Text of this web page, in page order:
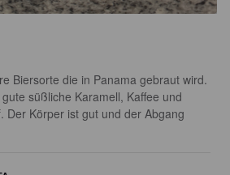
Biersorte die in Panama gebraut wird.
süßliche Karamell, Kaffee und
Der Körper ist gut und der Abgang